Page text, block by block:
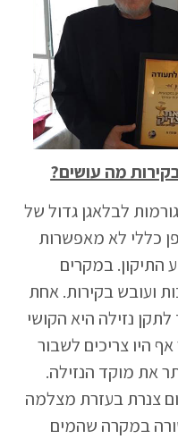
מה עושים?
לבלאגן גדול של
כללי לא מאפשרות
התיקון. במקרים
ועובש בקירות. אחת
נזילה היא הקושי
היו צריכים לשבור
את מוקד הנזילה.
צנרת בעזרת מצלמה
במקרה שהמים